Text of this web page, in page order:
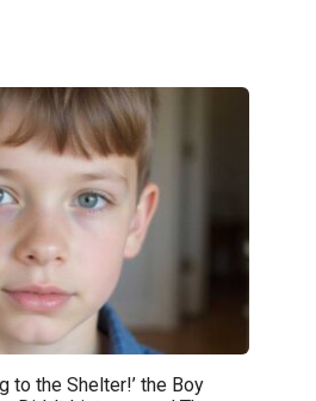
to the Shelter!’ the Boy